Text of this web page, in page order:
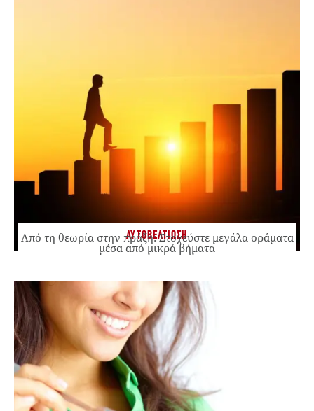
ΑΥΤΟΒΕΛΤΙΩΣΗ
Από τη θεωρία στην πράξη: Στοχεύστε μεγάλα οράματα
μέσα από μικρά βήματα